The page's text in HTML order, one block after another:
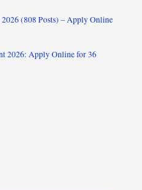
(808 Posts) – Apply Online
2026: Apply Online for 36